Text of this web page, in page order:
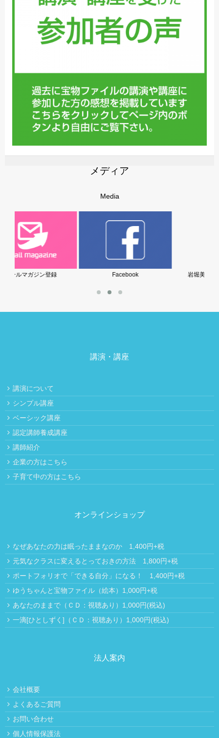
メディア
Media
Facebook 岩堀美雪の子育てブログ
講演・講座
講演について
シンプル講座
ベーシック講座
認定講師養成講座
講師紹介
企業の方はこちら
子育て中の方はこちら
オンラインショップ
なぜあなたの力は眠ったままなのか 1,400円+税
元気なクラスに変えるとっておきの方法 1,800円+税
ポートフォリオで「できる自分」になる！ 1,400円+税
ゆうちゃんと宝物ファイル（絵本）1,000円+税
あなたのままで（ＣＤ：視聴あり）1,000円(税込)
一滴[ひとしずく]（ＣＤ：視聴あり）1,000円(税込)
法人案内
会社概要
よくあるご質問
お問い合わせ
個人情報保護法